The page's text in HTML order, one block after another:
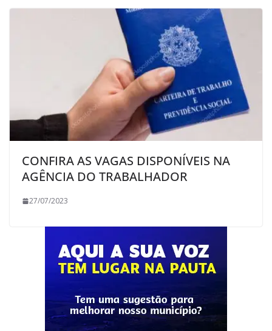
CONFIRA AS VAGAS DISPONÍVEIS NA
AGÊNCIA DO TRABALHADOR
27/07/2023